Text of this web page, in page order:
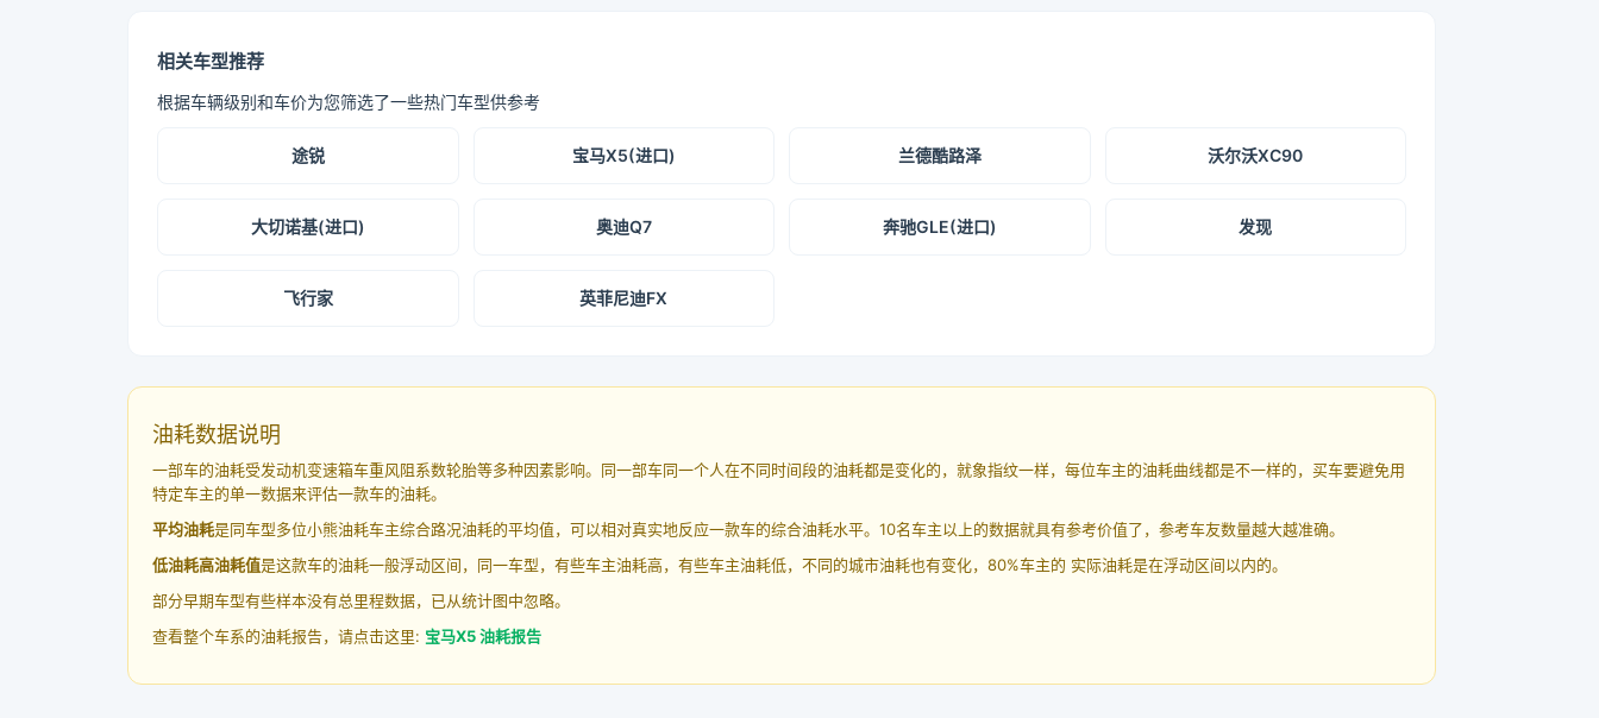
相关车型推荐
根据车辆级别和车价为您筛选了一些热门车型供参考
途锐 宝马X5(进口) 兰德酷路泽 沃尔沃XC90
大切诺基(进口) 奥迪Q7 奔驰GLE(进口) 发现
飞行家 英菲尼迪FX
油耗数据说明
一部车的油耗受发动机变速箱车重风阻系数轮胎等多种因素影响。同一部车同一个人在不同时间段的油耗都是变化的，就象指纹一样，每位车主的油耗曲线都是不一样的，买车要避免用
特定车主的单一数据来评估一款车的油耗。
平均油耗是同车型多位小熊油耗车主综合路况油耗的平均值，可以相对真实地反应一款车的综合油耗水平。10名车主以上的数据就具有参考价值了，参考车友数量越大越准确。
低油耗高油耗值是这款车的油耗一般浮动区间，同一车型，有些车主油耗高，有些车主油耗低，不同的城市油耗也有变化，80%车主的 实际油耗是在浮动区间以内的。
部分早期车型有些样本没有总里程数据，已从统计图中忽略。
查看整个车系的油耗报告，请点击这里: 宝马X5 油耗报告